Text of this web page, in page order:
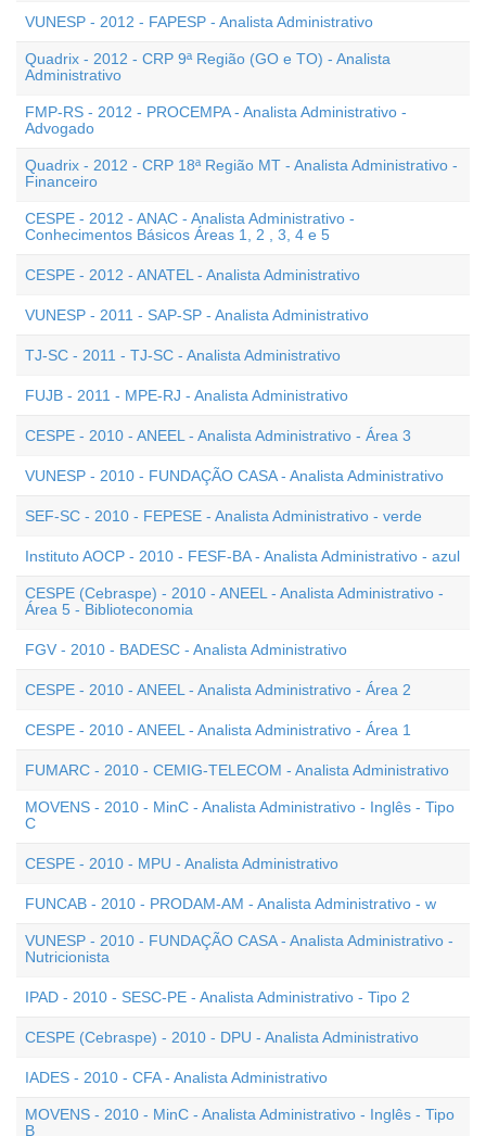
VUNESP - 2012 - FAPESP - Analista Administrativo
Quadrix - 2012 - CRP 9ª Região (GO e TO) - Analista
Administrativo
FMP-RS - 2012 - PROCEMPA - Analista Administrativo -
Advogado
Quadrix - 2012 - CRP 18ª Região MT - Analista Administrativo -
Financeiro
CESPE - 2012 - ANAC - Analista Administrativo -
Conhecimentos Básicos Áreas 1, 2 , 3, 4 e 5
CESPE - 2012 - ANATEL - Analista Administrativo
VUNESP - 2011 - SAP-SP - Analista Administrativo
TJ-SC - 2011 - TJ-SC - Analista Administrativo
FUJB - 2011 - MPE-RJ - Analista Administrativo
CESPE - 2010 - ANEEL - Analista Administrativo - Área 3
VUNESP - 2010 - FUNDAÇÃO CASA - Analista Administrativo
SEF-SC - 2010 - FEPESE - Analista Administrativo - verde
Instituto AOCP - 2010 - FESF-BA - Analista Administrativo - azul
CESPE (Cebraspe) - 2010 - ANEEL - Analista Administrativo -
Área 5 - Biblioteconomia
FGV - 2010 - BADESC - Analista Administrativo
CESPE - 2010 - ANEEL - Analista Administrativo - Área 2
CESPE - 2010 - ANEEL - Analista Administrativo - Área 1
FUMARC - 2010 - CEMIG-TELECOM - Analista Administrativo
MOVENS - 2010 - MinC - Analista Administrativo - Inglês - Tipo
C
CESPE - 2010 - MPU - Analista Administrativo
FUNCAB - 2010 - PRODAM-AM - Analista Administrativo - w
VUNESP - 2010 - FUNDAÇÃO CASA - Analista Administrativo -
Nutricionista
IPAD - 2010 - SESC-PE - Analista Administrativo - Tipo 2
CESPE (Cebraspe) - 2010 - DPU - Analista Administrativo
IADES - 2010 - CFA - Analista Administrativo
MOVENS - 2010 - MinC - Analista Administrativo - Inglês - Tipo
B